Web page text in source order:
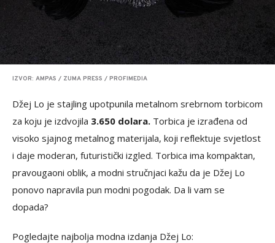
IZVOR: AMPAS / ZUMA PRESS / PROFIMEDIA
Džej Lo je stajling upotpunila metalnom srebrnom torbicom
za koju je izdvojila 3.650 dolara. Torbica je izrađena od
visoko sjajnog metalnog materijala, koji reflektuje svjetlost
i daje moderan, futuristički izgled. Torbica ima kompaktan,
pravougaoni oblik, a modni stručnjaci kažu da je Džej Lo
ponovo napravila pun modni pogodak. Da li vam se
dopada?
Pogledajte najbolja modna izdanja Džej Lo: